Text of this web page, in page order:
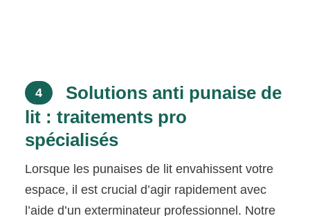
4
Solutions anti punaise de
lit : traitements pro
spécialisés
Lorsque les punaises de lit envahissent votre
espace, il est crucial d’agir rapidement avec
l’aide d’un exterminateur professionnel. Notre